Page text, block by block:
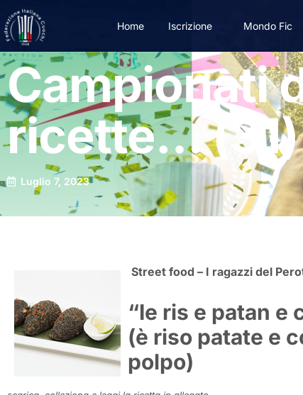
Home Iscrizione Mondo Fic
Campionati
ricette… (31)
Luglio 7, 2023
Street food – I ragazzi del
“Ie ris e patan e
(è riso patate e
polpo)